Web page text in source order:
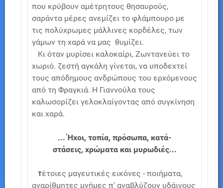
που κρύβουν αμέτρητους θησαυρούς,
σαράντα μέρες ανεμίζει το φλάμπουρο με
τις πολύχρωμες μάλλινες κορδέλες, των
γάμων τη χαρά να μας θυμίζει.
Κι όταν μυρίσει καλοκαίρι, Ζωντανεύει το
χωριό. ζεστή αγκάλη γίνεται, να υποδεχτεί
τους απόδημους ανδρώπους του ερχόμενους
από τη Φραγκιά. Η Γιαννούλα τους
καλωσορίζει γελοκλαίγοντας από συγκίνηση
και χαρά.
... Ήχοι, τοπία, πρόσωπα, κατά-
στάσεις, χρώματα και μυρωδιές...
Τέτοιες μαγευτικές εικόνες - ποιήματα,
αναρίθμητες μνήμες π' αναβλύζουν υδάινους